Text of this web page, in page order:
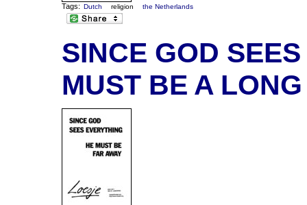
Tags: Dutch religion the Netherlands
SINCE GOD
MUST BE A